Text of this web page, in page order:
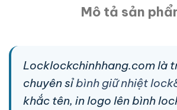
Mô tả sản
Locklockchinhhang.com là
chuyên sỉbình giữ nhiệt
khắc tên, in logo lên bình